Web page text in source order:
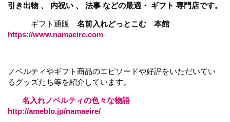
引き出物 、 内祝い 、 法事 などの最適・ ギフト 専門店です。
ギフト通販 名前入れどっとこむ 本館
https://www.namaeire.com
ノベルティやギフト商品のエピソードや好評をいただいてい
るグッズたち等を紹介しています。
名入れノベルティの色々な物語
http://ameblo.jp/namaeire/